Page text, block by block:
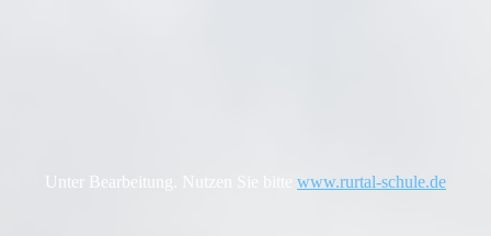
Unter Bearbeitung. Nutzen Sie bitte www.rurtal-schule.de